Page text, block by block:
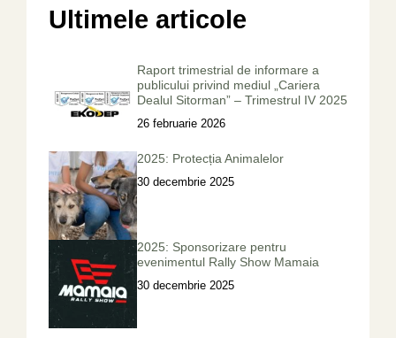
Ultimele articole
Raport trimestrial de informare a
publicului privind mediul „Cariera
Dealul Sitorman” – Trimestrul IV 2025
26 februarie 2026
2025: Protecția Animalelor
30 decembrie 2025
2025: Sponsorizare pentru
evenimentul Rally Show Mamaia
30 decembrie 2025